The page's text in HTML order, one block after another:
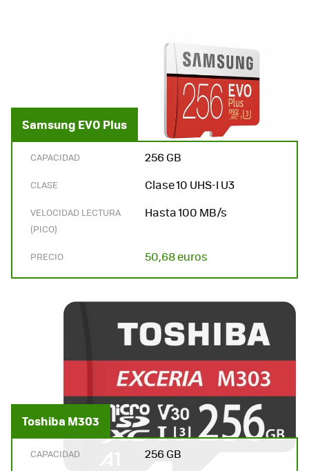
Samsung EVO Plus
CAPACIDAD 256 GB
CLASE Clase 10 UHS-I U3
VELOCIDAD LECTURA
(PICO)
Hasta 100 MB/s
PRECIO 50,68 euros
Toshiba M303
CAPACIDAD 256 GB